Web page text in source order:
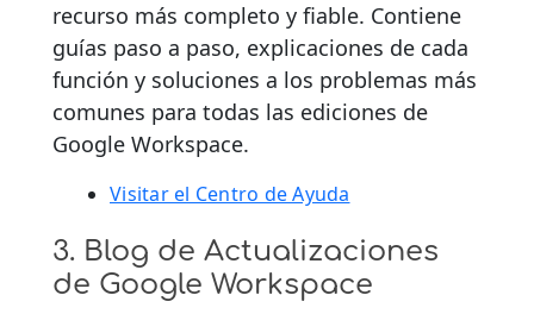
recurso más completo y fiable. Contiene
guías paso a paso, explicaciones de cada
función y soluciones a los problemas más
comunes para todas las ediciones de
Google Workspace.
Visitar el Centro de Ayuda
3. Blog de Actualizaciones
de Google Workspace